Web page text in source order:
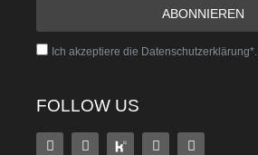
Ich akzeptiere die Datenschutzerklärung*.
FOLLOW US